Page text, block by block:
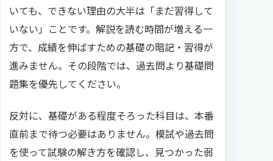
いても、できない理由の大半は「まだ習得して
いない」ことです。解説を読む時間が増える一
方で、成績を伸ばすための基礎の暗記・習得が
進みません。その段階では、過去問より基礎問
題集を優先してください。
反対に、基礎がある程度そろった科目は、本番
直前まで待つ必要はありません。模試や過去問
を使って試験の解き方を確認し、見つかった弱